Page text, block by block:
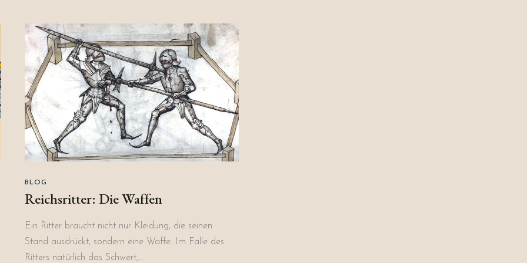
BLOG
Reichsritter: Die Waffen
Ein Ritter braucht nicht nur Kleidung, die seinen
Stand ausdrückt, sondern eine Waffe. Im Falle des
Ritters natürlich das Schwert,…